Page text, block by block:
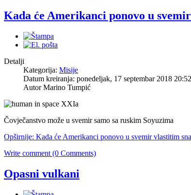
Kada će Amerikanci ponovo u
Detalji
Kategorija: Misije
Datum kreiranja: ponedeljak, 17 septembar 2018 20:52
AutorMarino Tumpić
Čovječanstvo može u svemir samo sa ruskim Soyuzima
Opširnije: Kada će Amerikanci ponovo u svemir vlastitim
Write comment (0 Comments)
Opasni vulkani